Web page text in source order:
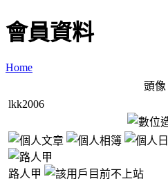
會員資料
Home
頭像
lkk2006
路人甲